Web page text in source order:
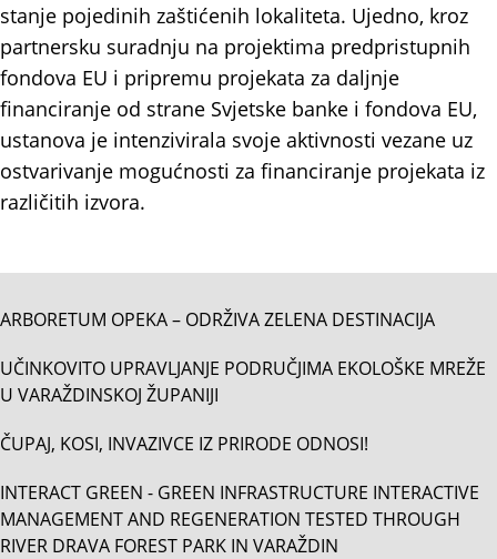
stanje pojedinih zaštićenih lokaliteta. Ujedno, kroz
partnersku suradnju na projektima predpristupnih
fondova EU i pripremu projekata za daljnje
financiranje od strane Svjetske banke i fondova EU,
ustanova je intenzivirala svoje aktivnosti vezane uz
ostvarivanje mogućnosti za financiranje projekata iz
različitih izvora.
ARBORETUM OPEKA – ODRŽIVA ZELENA DESTINACIJA
UČINKOVITO UPRAVLJANJE PODRUČJIMA EKOLOŠKE MREŽE
U VARAŽDINSKOJ ŽUPANIJI
ČUPAJ, KOSI, INVAZIVCE IZ PRIRODE ODNOSI!
INTERACT GREEN - GREEN INFRASTRUCTURE INTERACTIVE
MANAGEMENT AND REGENERATION TESTED THROUGH
RIVER DRAVA FOREST PARK IN VARAŽDIN